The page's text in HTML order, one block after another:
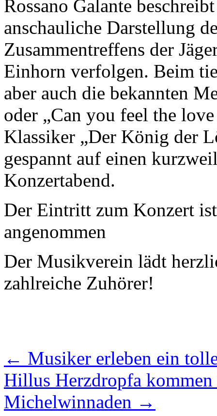
Rossano Galante
anschauliche Darstellung
Zusammentreffens der
Einhorn verfolgen. Beim
aber auch die bekannten
oder „Can you feel the
Klassiker „Der König der
gespannt auf einen
Konzertabend.
Der Eintritt zum Konzert
angenommen
Der Musikverein lädt
zahlreiche Zuhörer!
← Musiker erleben ein
Hillus Herzdropfa
Michelwinnaden →